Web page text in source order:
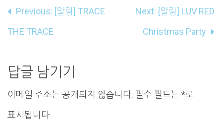
글
내
게
이
션
Previous: [알림] TRACE
THE TRACE
Next: [알림] LUV RED
Christmas Party
답글 남기기
이메일 주소는 공개되지 않습니다. 필수 필드는 *로
표시됩니다